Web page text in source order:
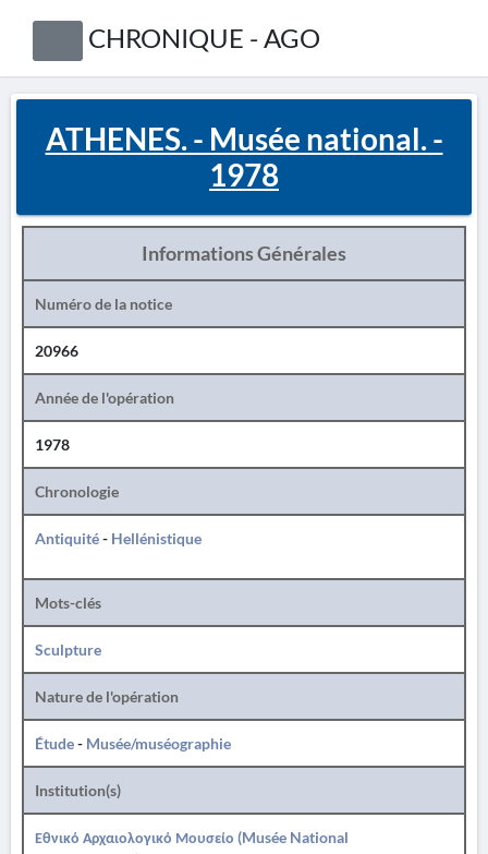
CHRONIQUE - AGO
ATHENES. - Musée national. -
1978
Informations Générales
Numéro de la notice
20966
Année de l'opération
1978
Chronologie
Antiquité- Hellénistique
Mots-clés
Sculpture
Nature de l'opération
Étude- Musée/muséographie
Institution(s)
Εθνικό Αρχαιολογικό Μουσείο (Musée National